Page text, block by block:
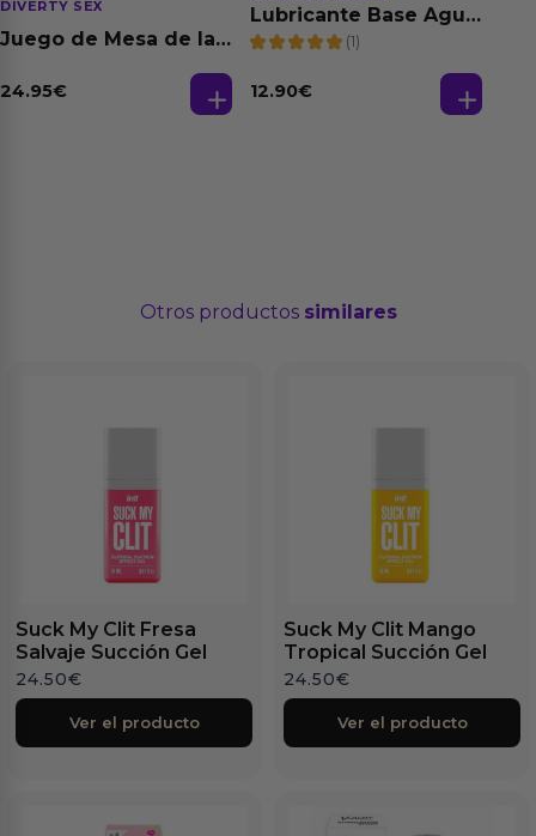
DIVERTY SEX
Juego de Mesa de las
24.95€
Lubricante Base Agua
100% Natural 125 ml
(1)
12.90€
Otros productos similares
Suck My Clit Fresa
Salvaje Succión Gel
24.50€
Ver el producto
Suck My Clit Mango
Tropical Succión Gel
24.50€
Ver el producto